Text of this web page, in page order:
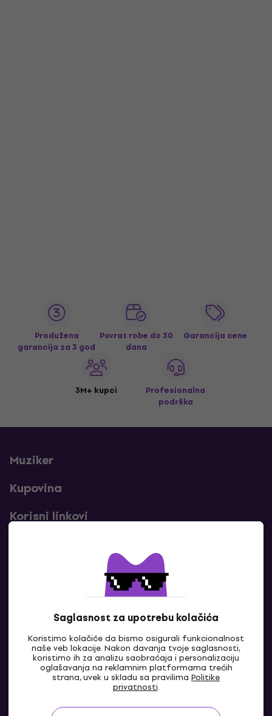
Saglasnost za upotrebu kolačića
Koristimo kolačiće da bismo osigurali funkcionalnost
naše veb lokacije. Nakon davanja tvoje saglasnosti,
koristimo ih za analizu saobraćaja i personalizaciju
oglašavanja na reklamnim platformama trećih
strana, uvek u skladu sa pravilima Politike
privatnosti.
Produžena
garancija za 3 god
Povrat robe do 30
dana
Garancija cene
3M+ kupci
Profesionalna
podrška
Muziker
Kupovina
Korisni linkovi
Kontakti
Kontaktiraj nas